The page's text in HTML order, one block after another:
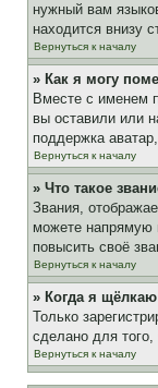
нужный вам
находится внизу
Вернуться к началу
» Как я могу
Вместе с именем
вы оставили или
поддержка
Вернуться к началу
» Что такое
Звания,
можете напрямую
повысить своё
Вернуться к началу
» Когда я
Только
сделано для
Вернуться к началу